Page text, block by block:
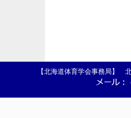
【北海道体育学会事務局】